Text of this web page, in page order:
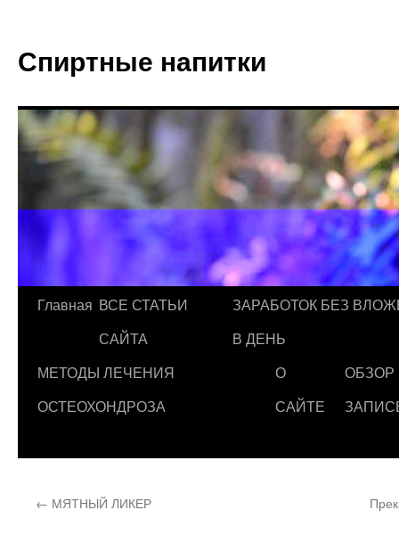
Спиртные напитки
Главная ВСЕ СТАТЬИ
САЙТА
ЗАРАБОТОК БЕЗ
В ДЕНЬ
МЕТОДЫ ЛЕЧЕНИЯ
ОСТЕОХОНДРОЗА
О
САЙТЕ
ОБЗОР
← МЯТНЫЙ ЛИКЕР